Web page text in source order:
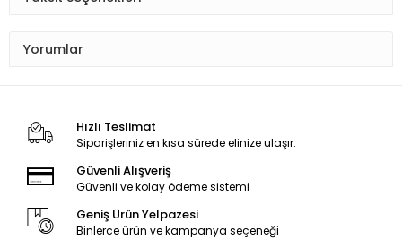
Yorumlar
Hızlı Teslimat
Siparişleriniz en kısa sürede elinize ulaşır.
Güvenli Alışveriş
Güvenli ve kolay ödeme sistemi
Geniş Ürün Yelpazesi
Binlerce ürün ve kampanya seçeneği